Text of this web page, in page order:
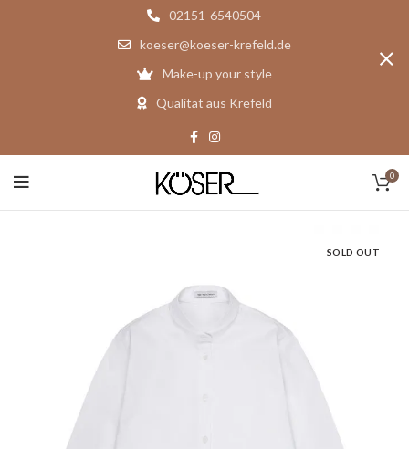
0
SOLD OUT
02151-6540504
koeser@koeser-krefeld.de
Make-up your style
Qualität aus Krefeld